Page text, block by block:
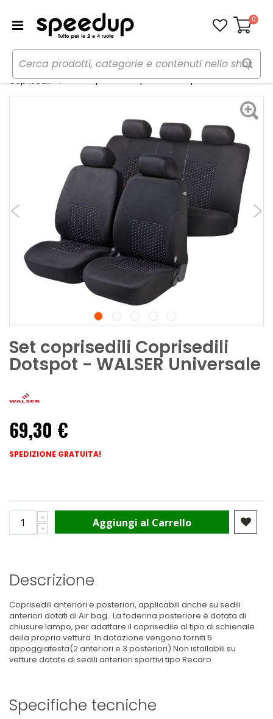
Carrello
0
Home Auto
Accessori interni e comfort
Coprisedili
Set coprisedili Coprisedili Dotspot - WALSER
Set coprisedili Coprisedili
Dotspot - WALSER Universale
69,30 €
SPEDIZIONE GRATUITA!
Aggiungi al Carrello
Descrizione
Coprisedili anteriori e posteriori, applicabili anche su sedili
anteriori dotati di Air bag.. La foderina posteriore è dotata di
chiusure lampo, per adattare il coprisedile al tipo di schienale
della propria vettura. In dotazione vengono forniti 5
appoggiatesta(2 anteriori e 3 posteriori) Non istallabili su
vetture dotate di sedili anteriori sportivi tipo Recaro
Specifiche tecniche